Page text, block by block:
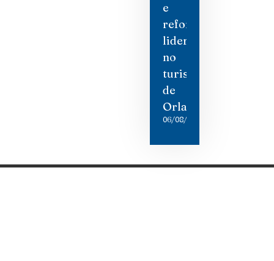
e
reforça
liderança
no
turismo
de
Orlando
06/08/2026